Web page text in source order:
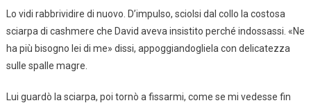
Lo vidi rabbrividire di nuovo. D’impulso, sciolsi dal collo la costosa
sciarpa di cashmere che David aveva insistito perché indossassi. «Ne
ha più bisogno lei di me» dissi, appoggiandogliela con delicatezza
sulle spalle magre.
Lui guardò la sciarpa, poi tornò a fissarmi, come se mi vedesse fin